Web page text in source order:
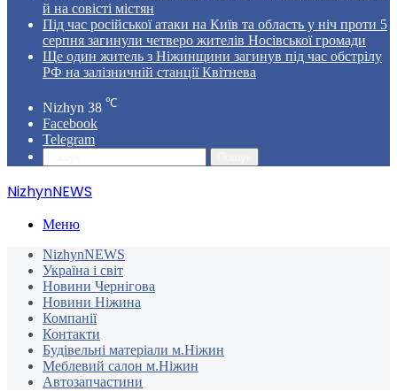
й на совісті містян
Під час російської атаки на Київ та область у ніч проти 5
серпня загинули четверо жителів Носівської громади
Ще один житель з Ніжинщини загинув під час обстрілу
РФ на залізничній станції Квітнева
Nizhyn 38 ℃
Facebook
Telegram
NizhynNEWS
Меню
NizhynNEWS
Україна і світ
Новини Чернігова
Новини Ніжина
Компанії
Контакти
Будівельні матеріали м.Ніжин
Меблевий салон м.Ніжин
Автозапчастини